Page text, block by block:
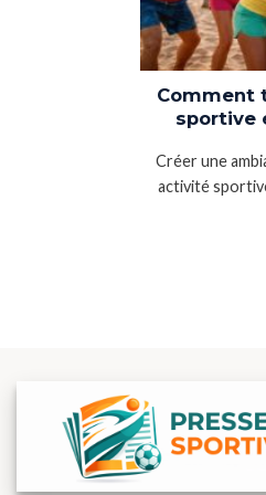
Comment
sportive
Créer une
activité